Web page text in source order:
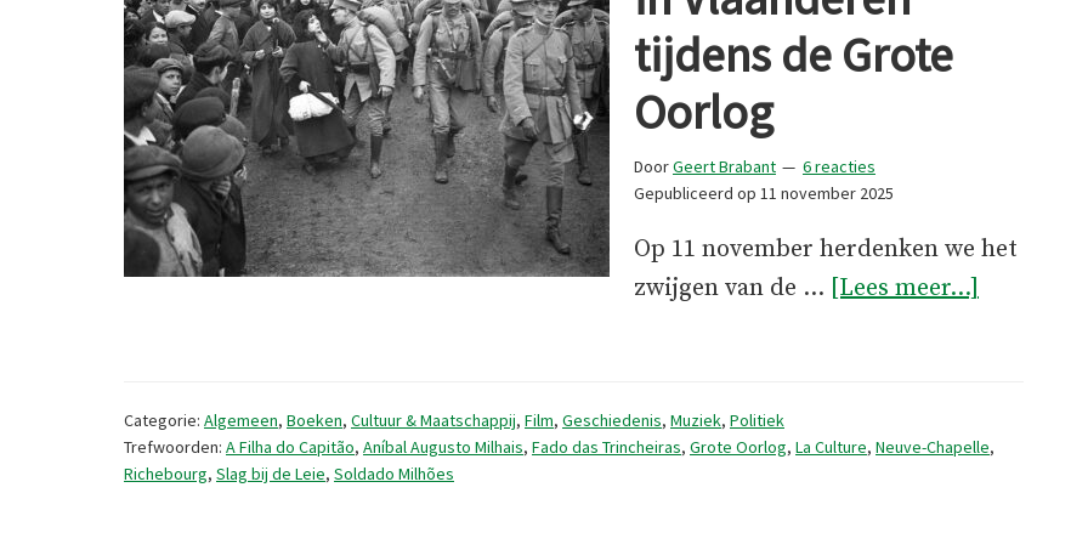
tijdens de Grote
Oorlog
DoorGeert Brabant
6 reacties
Gepubliceerd op 11 november 2025
Op 11 november herdenken we het
zwijgen van de … [Lees meer...]
tijdens
Categorie: Algemeen, Boeken, Cultuur & Maatschappij, Film, Geschiedenis, Muziek, Politiek
Trefwoorden: A Filha do Capitão, Aníbal Augusto Milhais, Fado das Trincheiras, Grote Oorlog, La Culture, Neuve-Chapelle,
Richebourg, Slag bij de Leie, Soldado Milhões